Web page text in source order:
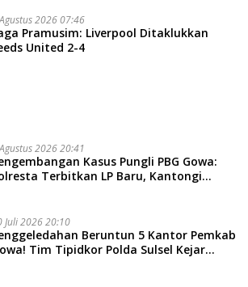
2026 07:46
Pramusim: Liverpool Ditaklukkan
United 2-4
2026 20:41
Kasus Pungli PBG Gowa:
Terbitkan LP Baru, Kantongi
Juli 2026 20:10
Beruntun 5 Kantor Pemkab
Tim Tipidkor Polda Sulsel Kejar